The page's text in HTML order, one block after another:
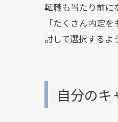
転職も当たり前に
「たくさん内定
討して選択するよ
自分のキ